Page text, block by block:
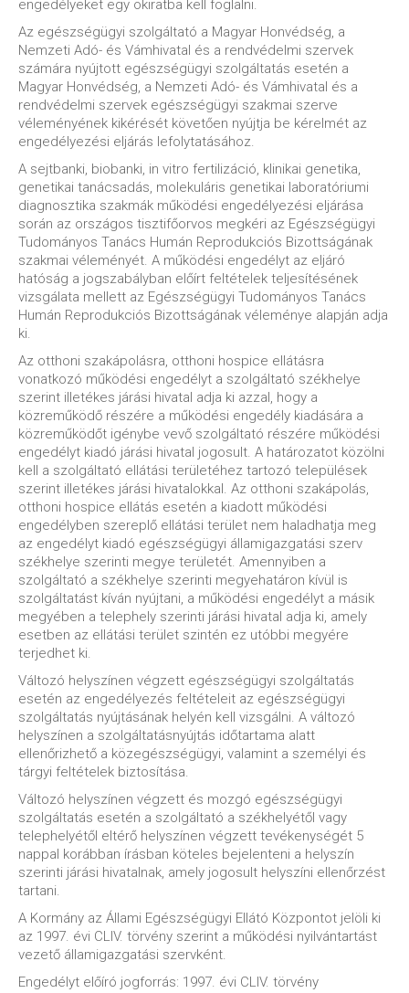
engedélyeket egy okiratba kell foglalni.
Az egészségügyi szolgáltató a Magyar Honvédség, a
Nemzeti Adó- és Vámhivatal és a rendvédelmi szervek
számára nyújtott egészségügyi szolgáltatás esetén a
Magyar Honvédség, a Nemzeti Adó- és Vámhivatal és a
rendvédelmi szervek egészségügyi szakmai szerve
véleményének kikérését követően nyújtja be kérelmét az
engedélyezési eljárás lefolytatásához.
A sejtbanki, biobanki, in vitro fertilizáció, klinikai genetika,
genetikai tanácsadás, molekuláris genetikai laboratóriumi
diagnosztika szakmák működési engedélyezési eljárása
során az országos tisztifőorvos megkéri az Egészségügyi
Tudományos Tanács Humán Reprodukciós Bizottságának
szakmai véleményét. A működési engedélyt az eljáró
hatóság a jogszabályban előírt feltételek teljesítésének
vizsgálata mellett az Egészségügyi Tudományos Tanács
Humán Reprodukciós Bizottságának véleménye alapján adja
ki.
Az otthoni szakápolásra, otthoni hospice ellátásra
vonatkozó működési engedélyt a szolgáltató székhelye
szerint illetékes járási hivatal adja ki azzal, hogy a
közreműködő részére a működési engedély kiadására a
közreműködőt igénybe vevő szolgáltató részére működési
engedélyt kiadó járási hivatal jogosult. A határozatot közölni
kell a szolgáltató ellátási területéhez tartozó települések
szerint illetékes járási hivatalokkal. Az otthoni szakápolás,
otthoni hospice ellátás esetén a kiadott működési
engedélyben szereplő ellátási terület nem haladhatja meg
az engedélyt kiadó egészségügyi államigazgatási szerv
székhelye szerinti megye területét. Amennyiben a
szolgáltató a székhelye szerinti megyehatáron kívül is
szolgáltatást kíván nyújtani, a működési engedélyt a másik
megyében a telephely szerinti járási hivatal adja ki, amely
esetben az ellátási terület szintén ez utóbbi megyére
terjedhet ki.
Változó helyszínen végzett egészségügyi szolgáltatás
esetén az engedélyezés feltételeit az egészségügyi
szolgáltatás nyújtásának helyén kell vizsgálni. A változó
helyszínen a szolgáltatásnyújtás időtartama alatt
ellenőrizhető a közegészségügyi, valamint a személyi és
tárgyi feltételek biztosítása.
Változó helyszínen végzett és mozgó egészségügyi
szolgáltatás esetén a szolgáltató a székhelyétől vagy
telephelyétől eltérő helyszínen végzett tevékenységét 5
nappal korábban írásban köteles bejelenteni a helyszín
szerinti járási hivatalnak, amely jogosult helyszíni ellenőrzést
tartani.
A Kormány az Állami Egészségügyi Ellátó Központot jelöli ki
az 1997. évi CLIV. törvény szerint a működési nyilvántartást
vezető államigazgatási szervként.
Engedélyt előíró jogforrás: 1997. évi CLIV. törvény